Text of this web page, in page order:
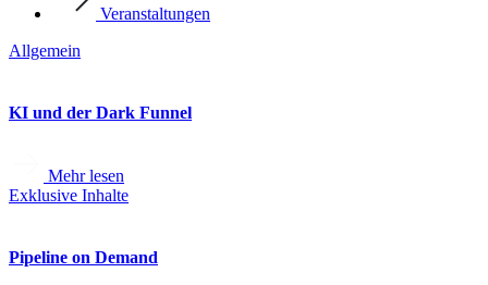
Veranstaltungen
Allgemein
KI und der Dark Funnel
Mehr lesen
Exklusive Inhalte
Pipeline on Demand